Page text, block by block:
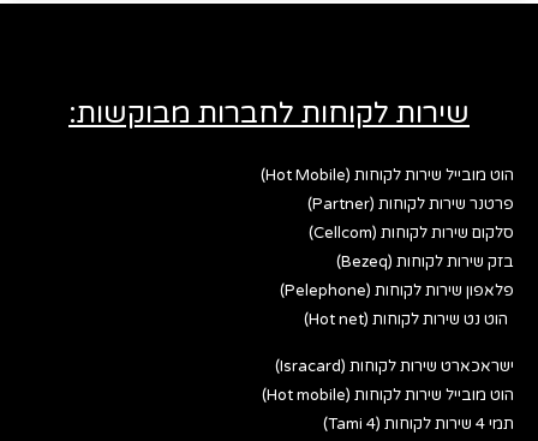
שירות לקוחות לחברות מבוקשות:
הוט מובייל שירות לקוחות (Hot Mobile)
פרטנר שירות לקוחות (Partner)
סלקום שירות לקוחות (Cellcom)
בזק שירות לקוחות (Bezeq)
פלאפון שירות לקוחות (Pelephone)
הוט נט שירות לקוחות (Hot net)
ישראכארט שירות לקוחות (Isracard)
הוט מובייל שירות לקוחות (Hot mobile)
תמי 4 שירות לקוחות (Tami 4)